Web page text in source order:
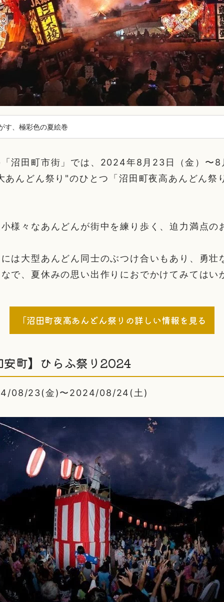
す、極彩色の夏絵巻
沼田町市街」では、2024年8月23日（金）〜
あんどん祭り"のひとつ「沼田町夜高あんどん祭
様々なあんどんが街中を練り歩く、迫力満点の
は大型あんどん同士のぶつけ合いもあり、勇壮
で、夏休みの思い出作りにおでかけてみてはい
「沼田町夜高あんどん祭りの詳しい情報を見る
安町】ひらふ祭り2024
08/23(金)〜2024/08/24(土)